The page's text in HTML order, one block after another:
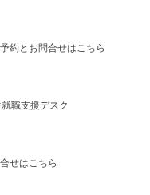
約とお問合せはこちら
職支援デスク
せはこちら